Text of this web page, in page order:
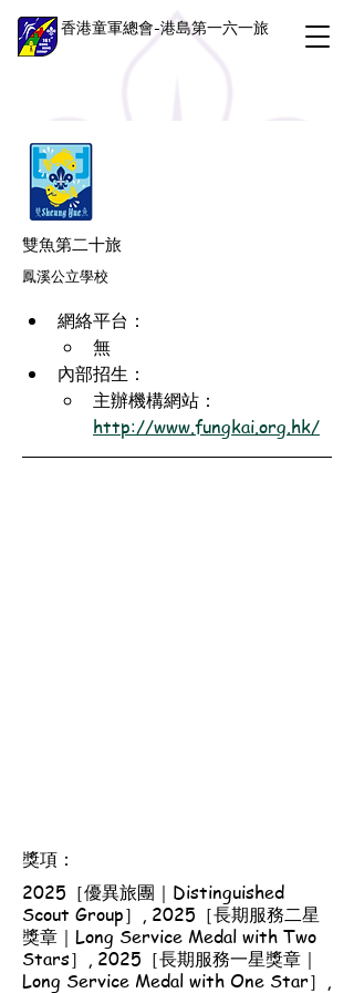
香港童軍總會-港島第一六一旅
雙魚第二十旅
鳳溪公立學校
網絡平台：
無
內部招生：
主辦機構網站：
http://www.fungkai.org.hk/
獎項：
2025［優異旅團｜Distinguished
Scout Group］, 2025［長期服務二星
獎章｜Long Service Medal with Two
Stars］, 2025［長期服務一星獎章｜
Long Service Medal with One Star］,